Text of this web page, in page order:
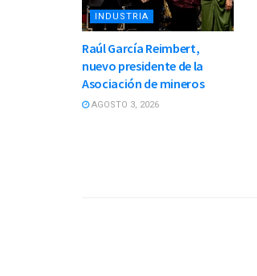
INDUSTRIA
Raúl García Reimbert,
nuevo presidente de la
Asociación de mineros
AGOSTO 3, 2026